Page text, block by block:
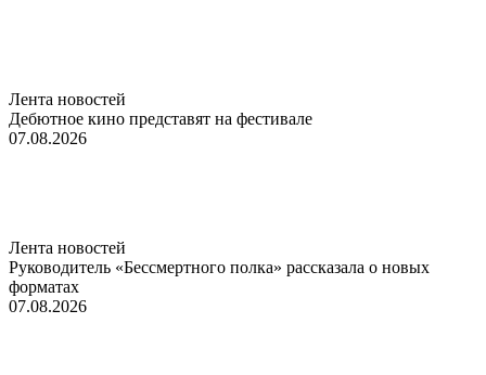
Лента новостей
Дебютное кино представят на фестивале
07.08.2026
Лента новостей
Руководитель «Бессмертного полка» рассказала о новых
форматах
07.08.2026